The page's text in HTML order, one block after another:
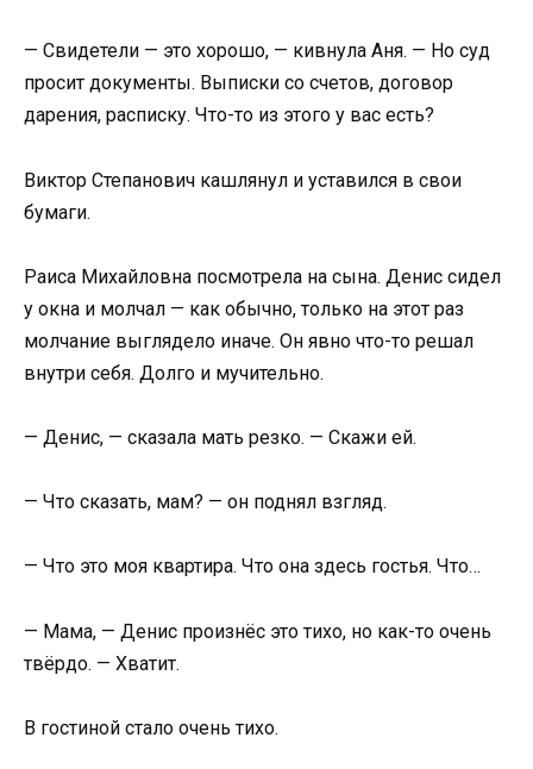
— Свидетели — это хорошо, — кивнула Аня. — Но суд
просит документы. Выписки со счетов, договор
дарения, расписку. Что-то из этого у вас есть?
Виктор Степанович кашлянул и уставился в свои
бумаги.
Раиса Михайловна посмотрела на сына. Денис сидел
у окна и молчал — как обычно, только на этот раз
молчание выглядело иначе. Он явно что-то решал
внутри себя. Долго и мучительно.
— Денис, — сказала мать резко. — Скажи ей.
— Что сказать, мам? — он поднял взгляд.
— Что это моя квартира. Что она здесь гостья. Что…
— Мама, — Денис произнёс это тихо, но как-то очень
твёрдо. — Хватит.
В гостиной стало очень тихо.